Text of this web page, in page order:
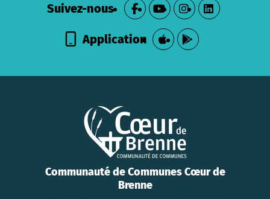
Suivez-nous
Application
Communauté de Communes Cœur de
Brenne